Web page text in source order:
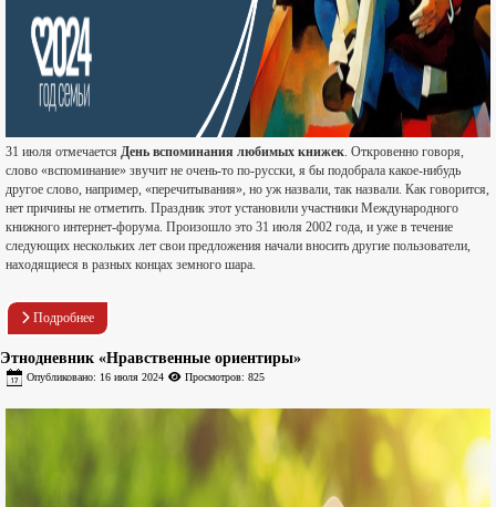
31 июля отмечается День вспоминания любимых книжек. Откровенно говоря,
слово «вспоминание» звучит не очень-то по-русски, я бы подобрала какое-нибудь
другое слово, например, «перечитывания», но уж назвали, так назвали. Как говорится,
нет причины не отметить. Праздник этот установили участники Международного
книжного интернет-форума. Произошло это 31 июля 2002 года, и уже в течение
следующих нескольких лет свои предложения начали вносить другие пользователи,
находящиеся в разных концах земного шара.
Подробнее
Этнодневник «Нравственные ориентиры»
Опубликовано: 16 июля 2024 Просмотров: 825